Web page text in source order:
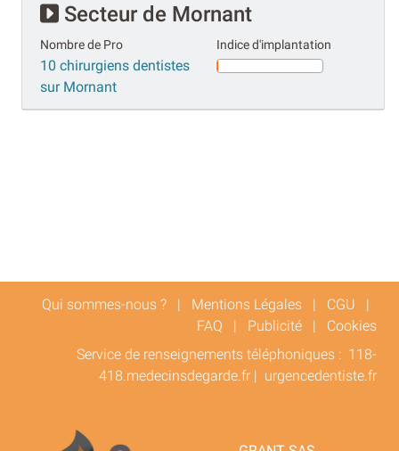
Secteur de Mornant
Nombre de Pro
10 chirurgiens dentistes
sur Mornant
Indice d'implantation
Qui sommes-nous ? | Mentions Légales | CGU |
FAQ | Publicité | Cookies
Service de renseignements téléphoniques : 118-
418.medecinsdegarde.fr | urgencedentiste.fr